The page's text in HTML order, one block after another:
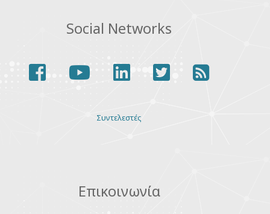
Social Networks
facebookyoutubelinkedintwitterrss
Συντελεστές
Επικοινωνία